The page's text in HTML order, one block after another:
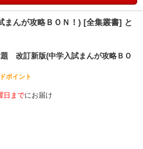
んが攻略ＢＯＮ！) [全集叢書] と
改訂新版(中学入試まんが攻略ＢＯ
ポイント
日までにお届け